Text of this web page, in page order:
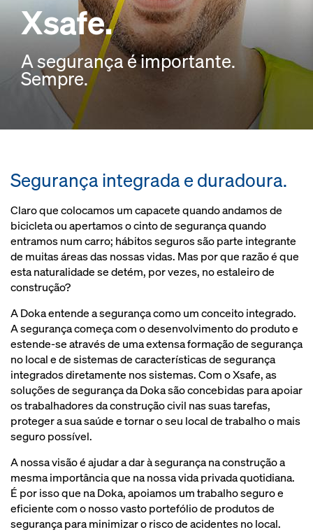
Xsafe.
A segurança é importante.
Sempre.
Segurança integrada e duradoura.
Claro que colocamos um capacete quando andamos de
bicicleta ou apertamos o cinto de segurança quando
entramos num carro; hábitos seguros são parte integrante
de muitas áreas das nossas vidas. Mas por que razão é que
esta naturalidade se detém, por vezes, no estaleiro de
construção?
A Doka entende a segurança como um conceito integrado.
A segurança começa com o desenvolvimento do produto e
estende-se através de uma extensa formação de segurança
no local e de sistemas de características de segurança
integrados diretamente nos sistemas. Com o Xsafe, as
soluções de segurança da Doka são concebidas para apoiar
os trabalhadores da construção civil nas suas tarefas,
proteger a sua saúde e tornar o seu local de trabalho o mais
seguro possível.
A nossa visão é ajudar a dar à segurança na construção a
mesma importância que na nossa vida privada quotidiana.
É por isso que na Doka, apoiamos um trabalho seguro e
eficiente com o nosso vasto portefólio de produtos de
segurança para minimizar o risco de acidentes no local.